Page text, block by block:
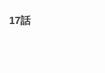
17話